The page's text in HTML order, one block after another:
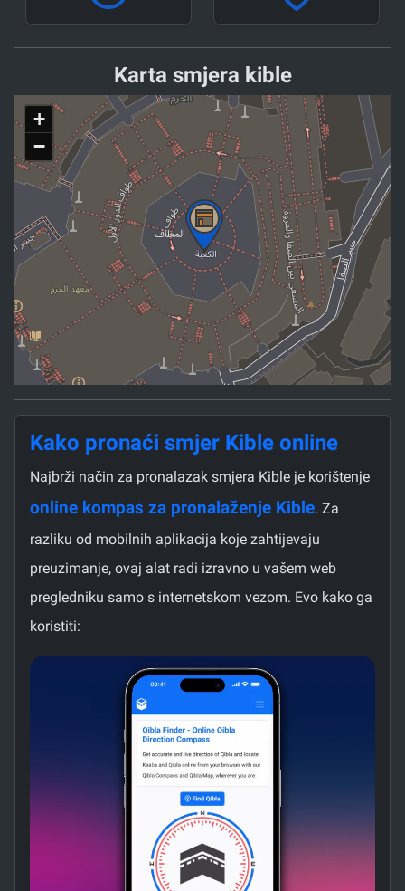
Karta smjera kible
+
−
Kako pronaći smjer Kible online
Najbrži način za pronalazak smjera Kible je korištenje
online kompas za pronalaženje Kible. Za
razliku od mobilnih aplikacija koje zahtijevaju
preuzimanje, ovaj alat radi izravno u vašem web
pregledniku samo s internetskom vezom. Evo kako ga
koristiti: